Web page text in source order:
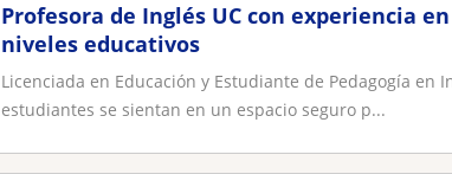
Profesora de Inglés UC con experiencia
niveles educativos
Licenciada en Educación y Estudiante de Pedagogía en
estudiantes se sientan en un espacio seguro p...